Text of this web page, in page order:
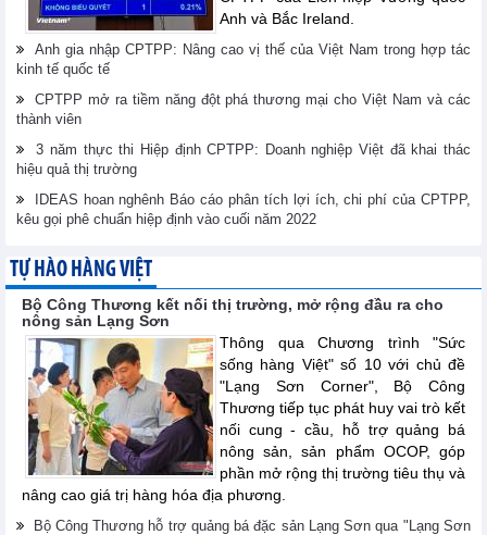
Anh và Bắc Ireland.
Anh gia nhập CPTPP: Nâng cao vị thế của Việt Nam trong hợp tác
kinh tế quốc tế
CPTPP mở ra tiềm năng đột phá thương mại cho Việt Nam và các
thành viên
3 năm thực thi Hiệp định CPTPP: Doanh nghiệp Việt đã khai thác
hiệu quả thị trường
IDEAS hoan nghênh Báo cáo phân tích lợi ích, chi phí của CPTPP,
kêu gọi phê chuẩn hiệp định vào cuối năm 2022
TỰ HÀO HÀNG VIỆT
Bộ Công Thương kết nối thị trường, mở rộng đầu ra cho
nông sản Lạng Sơn
Thông qua Chương trình "Sức
sống hàng Việt" số 10 với chủ đề
"Lạng Sơn Corner", Bộ Công
Thương tiếp tục phát huy vai trò kết
nối cung - cầu, hỗ trợ quảng bá
nông sản, sản phẩm OCOP, góp
phần mở rộng thị trường tiêu thụ và
nâng cao giá trị hàng hóa địa phương.
Bộ Công Thương hỗ trợ quảng bá đặc sản Lạng Sơn qua "Lạng Sơn